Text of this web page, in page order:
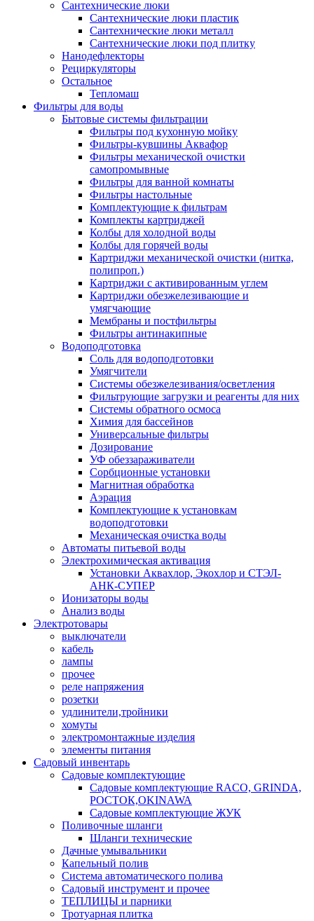
Сантехнические люки
Сантехнические люки пластик
Сантехнические люки металл
Сантехнические люки под плитку
Нанодефлекторы
Рециркуляторы
Остальное
Тепломаш
Фильтры для воды
Бытовые системы фильтрации
Фильтры под кухонную мойку
Фильтры-кувшины Аквафор
Фильтры механической очистки
самопромывные
Фильтры для ванной комнаты
Фильтры настольные
Комплектующие к фильтрам
Комплекты картриджей
Колбы для холодной воды
Колбы для горячей воды
Картриджи механической очистки (нитка,
полипроп.)
Картриджи с активированным углем
Картриджи обезжелезивающие и
умягчающие
Мембраны и постфильтры
Фильтры антинакипные
Водоподготовка
Соль для водоподготовки
Умягчители
Системы обезжелезивания/осветления
Фильтрующие загрузки и реагенты для них
Системы обратного осмоса
Химия для бассейнов
Универсальные фильтры
Дозирование
УФ обеззараживатели
Сорбционные установки
Магнитная обработка
Аэрация
Комплектующие к установкам
водоподготовки
Механическая очистка воды
Автоматы питьевой воды
Электрохимическая активация
Установки Аквахлор, Экохлор и СТЭЛ-
АНК-СУПЕР
Ионизаторы воды
Анализ воды
Электротовары
выключатели
кабель
лампы
прочее
реле напряжения
розетки
удлинители,тройники
хомуты
электромонтажные изделия
элементы питания
Садовый инвентарь
Садовые комплектующие
Садовые комплектующие RACO, GRINDA,
РОСТОК,OKINAWA
Садовые комплектующие ЖУК
Поливочные шланги
Шланги технические
Дачные умывальники
Капельный полив
Система автоматического полива
Садовый инструмент и прочее
ТЕПЛИЦЫ и парники
Тротуарная плитка